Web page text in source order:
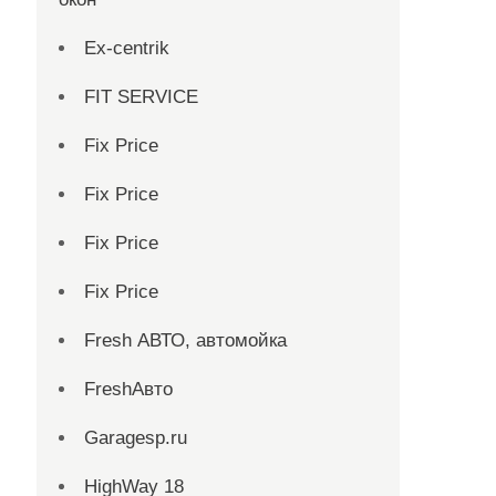
Ex-centrik
FIT SERVICE
Fix Price
Fix Price
Fix Price
Fix Price
Fresh АВТО, автомойка
FreshАвто
Garagesp.ru
HighWay 18